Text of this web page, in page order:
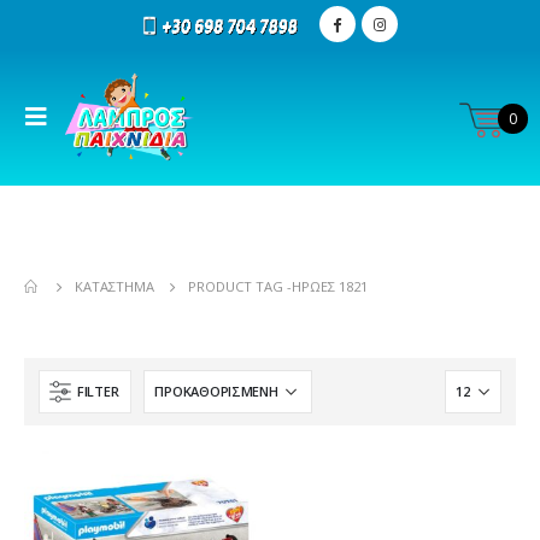
0
ΚΑΤΆΣΤΗΜΑ PRODUCT TAG -ΗΡΩΕΣ 1821
FILTER